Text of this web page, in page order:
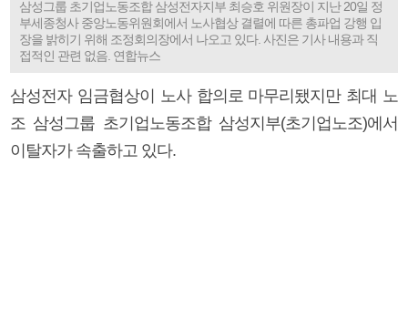
삼성그룹 초기업노동조합 삼성전자지부 최승호 위원장이 지난 20일 정
부세종청사 중앙노동위원회에서 노사협상 결렬에 따른 총파업 강행 입
장을 밝히기 위해 조정회의장에서 나오고 있다. 사진은 기사 내용과 직
접적인 관련 없음. 연합뉴스
삼성전자 임금협상이 노사 합의로 마무리됐지만 최대 노
조 삼성그룹 초기업노동조합 삼성지부(초기업노조)에서
이탈자가 속출하고 있다.